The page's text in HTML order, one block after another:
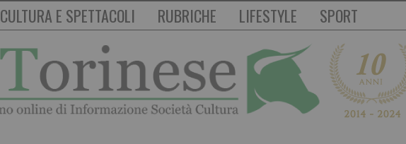
CULTURA E SPETTACOLI RUBRICHE LIFESTYLE SPORT